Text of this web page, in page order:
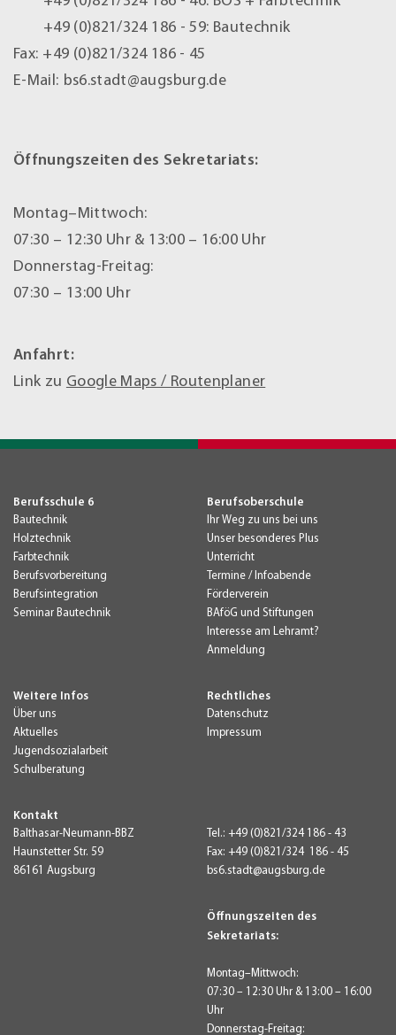
+49 (0)821/324 186 - 59: Bautechnik
Fax: +49 (0)821/324 186 - 45
E-Mail: bs6.stadt@augsburg.de
Öffnungszeiten des Sekretariats:
Montag–Mittwoch:
07:30 – 12:30 Uhr & 13:00 – 16:00 Uhr
Donnerstag-Freitag:
07:30 – 13:00 Uhr
Anfahrt:
Link zu Google Maps / Routenplaner
Berufsschule 6
Bautechnik
Holztechnik
Farbtechnik
Berufsvorbereitung
Berufsintegration
Seminar Bautechnik
Berufsoberschule
Ihr Weg zu uns bei uns
Unser besonderes Plus
Unterricht
Termine / Infoabende
Förderverein
BAföG und Stiftungen
Interesse am Lehramt?
Anmeldung
Weitere Infos
Über uns
Aktuelles
Jugendsozialarbeit
Schulberatung
Rechtliches
Datenschutz
Impressum
Kontakt
Balthasar-Neumann-BBZ
Haunstetter Str. 59
86161 Augsburg
Tel.: +49 (0)821/324 186 - 43
Fax: +49 (0)821/324 186 - 45
bs6.stadt@augsburg.de
Öffnungszeiten des
Sekretariats:
Montag–Mittwoch:
07:30 – 12:30 Uhr & 13:00 – 16:00
Uhr
Donnerstag-Freitag: